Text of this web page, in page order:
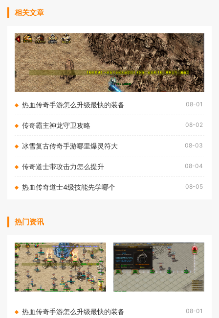
相关文章
热血传奇手游怎么升级最快的装备 08-01
传奇霸主神龙守卫攻略 08-02
冰雪复古传奇手游哪里爆灵符大 08-03
传奇道士带攻击力怎么提升 08-04
热血传奇道士4级技能先学哪个 08-05
热门资讯
热血传奇手游怎么升级最快的装备 08-01